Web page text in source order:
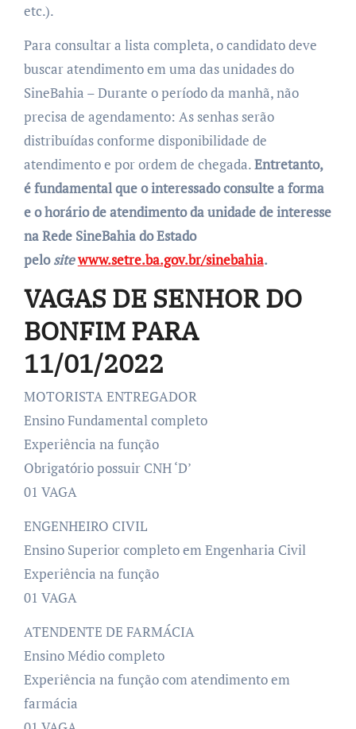
etc.).
Para consultar a lista completa, o candidato deve
buscar atendimento em uma das unidades do
SineBahia – Durante o período da manhã, não
precisa de agendamento: As senhas serão
distribuídas conforme disponibilidade de
atendimento e por ordem de chegada.Entretanto,
é fundamental que o interessado consulte a forma
e o horário de atendimento da unidade de interesse
na Rede SineBahia do Estado
pelositewww.setre.ba.gov.br/sinebahia.
VAGAS DE SENHOR DO
BONFIM PARA
11/01/2022
MOTORISTA ENTREGADOR
Ensino Fundamental completo
Experiência na função
Obrigatório possuir CNH ‘D’
01 VAGA
ENGENHEIRO CIVIL
Ensino Superior completo em Engenharia Civil
Experiência na função
01 VAGA
ATENDENTE DE FARMÁCIA
Ensino Médio completo
Experiência na função com atendimento em
farmácia